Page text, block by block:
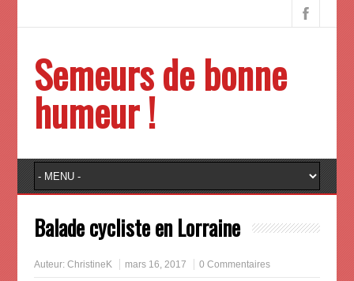
Semeurs de bonne
humeur !
Balade cycliste en Lorraine
Auteur: ChristineK mars 16, 2017 0 Commentaires